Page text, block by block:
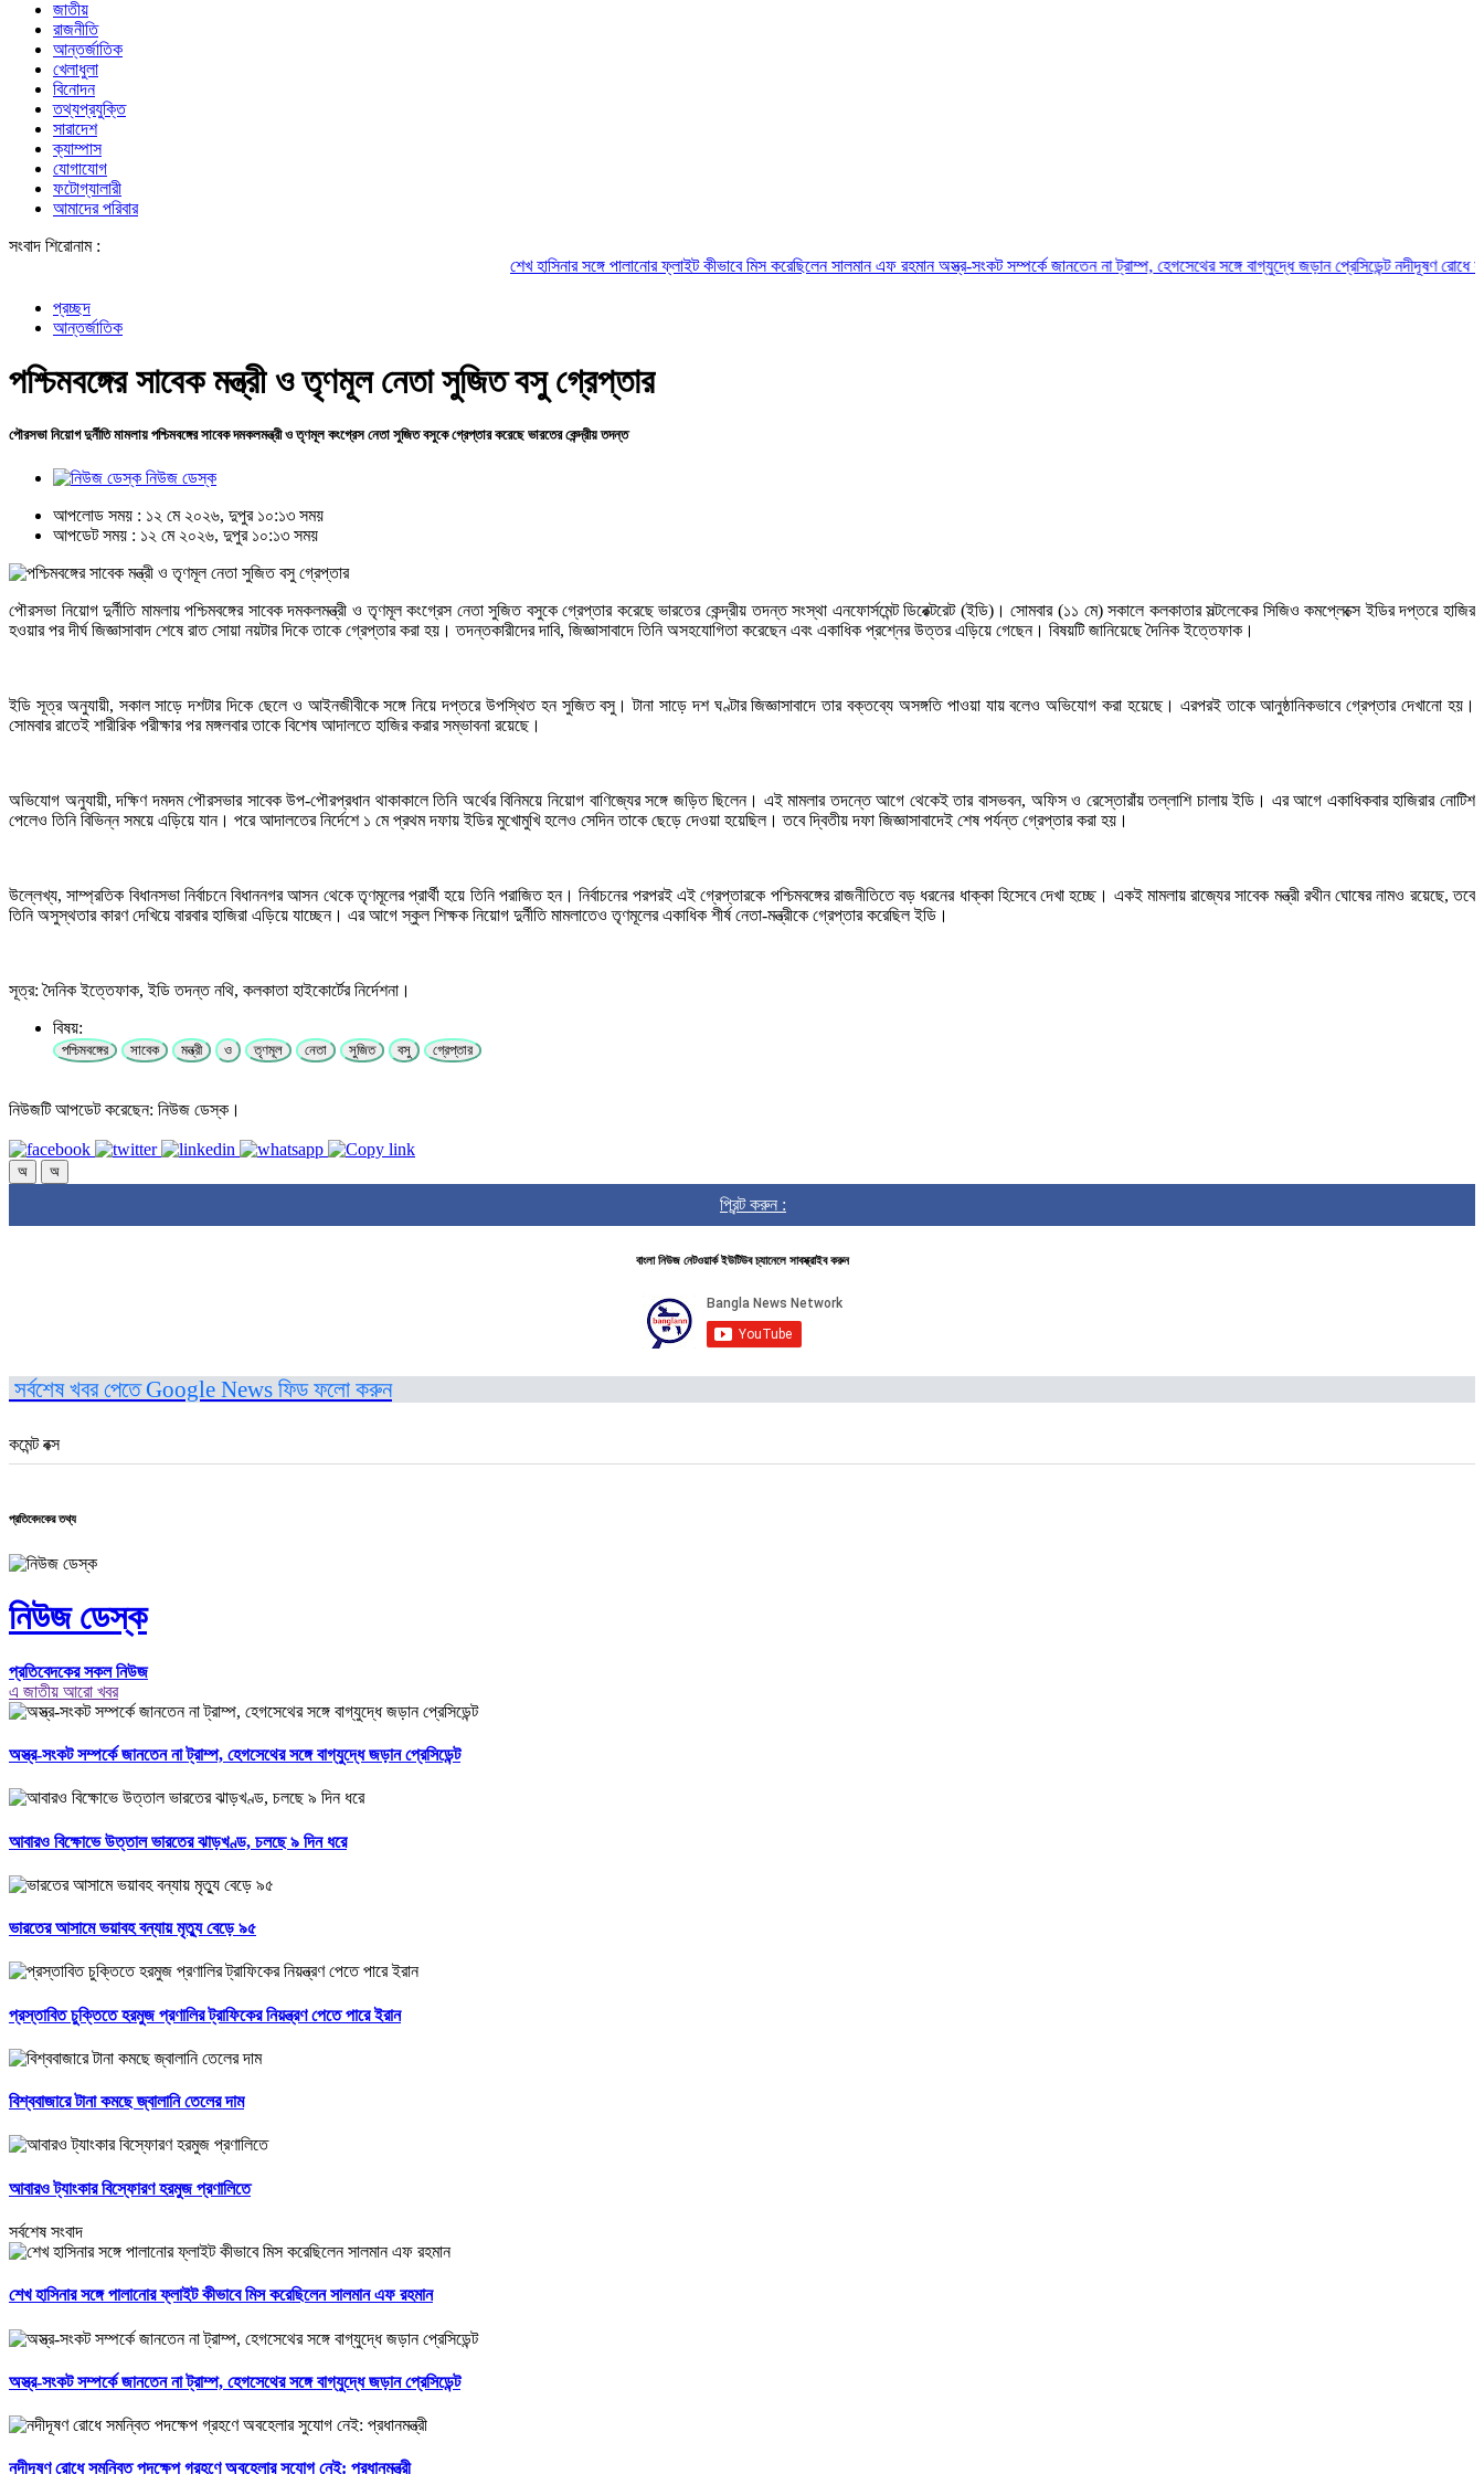
জাতীয়
রাজনীতি
আন্তর্জাতিক
খেলাধুলা
বিনোদন
তথ্যপ্রযুক্তি
সারাদেশ
ক্যাম্পাস
যোগাযোগ
ফটোগ্যালারী
আমাদের পরিবার
সংবাদ শিরোনাম :
শেখ হাসিনার সঙ্গে পালানোর ফ্লাইট কীভাবে মিস করেছিলেন সালমান এফ রহমানঅস্ত্র-সংকট সম্পর্কে জানতেন না ট্রাম্প, হেগসেথের সঙ্গে বাগ্‌যুদ্ধে জড়ান প্রেসিডেন্টনদীদূষণ রোধে সমন্বিত
প্রচ্ছদ
আন্তর্জাতিক
পশ্চিমবঙ্গের সাবেক মন্ত্রী ও তৃণমূল নেতা সুজিত বসু গ্রেপ্তার
পৌরসভা নিয়োগ দুর্নীতি মামলায় পশ্চিমবঙ্গের সাবেক দমকলমন্ত্রী ও তৃণমূল কংগ্রেস নেতা সুজিত বসুকে গ্রেপ্তার করেছে ভারতের কেন্দ্রীয় তদন্ত
নিউজ ডেস্ক
আপলোড সময় : ১২ মে ২০২৬, দুপুর ১০:১৩ সময়
আপডেট সময় : ১২ মে ২০২৬, দুপুর ১০:১৩ সময়
পৌরসভা নিয়োগ দুর্নীতি মামলায় পশ্চিমবঙ্গের সাবেক দমকলমন্ত্রী ও তৃণমূল কংগ্রেস নেতা সুজিত বসুকে গ্রেপ্তার করেছে ভারতের কেন্দ্রীয় তদন্ত সংস্থা এনফোর্সমেন্ট ডিরেক্টরেট (ইডি)। সোমবার (১১ মে) সকালে কলকাতার সল্টলেকের সিজিও কমপ্লেক্সে ইডির দপ্তরে হাজির
হওয়ার পর দীর্ঘ জিজ্ঞাসাবাদ শেষে রাত সোয়া নয়টার দিকে তাকে গ্রেপ্তার করা হয়। তদন্তকারীদের দাবি, জিজ্ঞাসাবাদে তিনি অসহযোগিতা করেছেন এবং একাধিক প্রশ্নের উত্তর এড়িয়ে গেছেন। বিষয়টি জানিয়েছে দৈনিক ইত্তেফাক।
ইডি সূত্র অনুযায়ী, সকাল সাড়ে দশটার দিকে ছেলে ও আইনজীবীকে সঙ্গে নিয়ে দপ্তরে উপস্থিত হন সুজিত বসু। টানা সাড়ে দশ ঘণ্টার জিজ্ঞাসাবাদে তার বক্তব্যে অসঙ্গতি পাওয়া যায় বলেও অভিযোগ করা হয়েছে। এরপরই তাকে আনুষ্ঠানিকভাবে গ্রেপ্তার দেখানো হয়।
সোমবার রাতেই শারীরিক পরীক্ষার পর মঙ্গলবার তাকে বিশেষ আদালতে হাজির করার সম্ভাবনা রয়েছে।
অভিযোগ অনুযায়ী, দক্ষিণ দমদম পৌরসভার সাবেক উপ-পৌরপ্রধান থাকাকালে তিনি অর্থের বিনিময়ে নিয়োগ বাণিজ্যের সঙ্গে জড়িত ছিলেন। এই মামলার তদন্তে আগে থেকেই তার বাসভবন, অফিস ও রেস্তোরাঁয় তল্লাশি চালায় ইডি। এর আগে একাধিকবার হাজিরার নোটিশ
পেলেও তিনি বিভিন্ন সময়ে এড়িয়ে যান। পরে আদালতের নির্দেশে ১ মে প্রথম দফায় ইডির মুখোমুখি হলেও সেদিন তাকে ছেড়ে দেওয়া হয়েছিল। তবে দ্বিতীয় দফা জিজ্ঞাসাবাদেই শেষ পর্যন্ত গ্রেপ্তার করা হয়।
উল্লেখ্য, সাম্প্রতিক বিধানসভা নির্বাচনে বিধাননগর আসন থেকে তৃণমূলের প্রার্থী হয়ে তিনি পরাজিত হন। নির্বাচনের পরপরই এই গ্রেপ্তারকে পশ্চিমবঙ্গের রাজনীতিতে বড় ধরনের ধাক্কা হিসেবে দেখা হচ্ছে। একই মামলায় রাজ্যের সাবেক মন্ত্রী রথীন ঘোষের নামও রয়েছে, তবে
তিনি অসুস্থতার কারণ দেখিয়ে বারবার হাজিরা এড়িয়ে যাচ্ছেন। এর আগে স্কুল শিক্ষক নিয়োগ দুর্নীতি মামলাতেও তৃণমূলের একাধিক শীর্ষ নেতা-মন্ত্রীকে গ্রেপ্তার করেছিল ইডি।
সূত্র: দৈনিক ইত্তেফাক, ইডি তদন্ত নথি, কলকাতা হাইকোর্টের নির্দেশনা।
বিষয়:
পশ্চিমবঙ্গের সাবেক মন্ত্রী ও তৃণমূল নেতা সুজিত বসু গ্রেপ্তার
নিউজটি আপডেট করেছেন: নিউজ ডেস্ক।
অ অ
প্রিন্ট করুন :
বাংলা নিউজ নেটওয়ার্ক ইউটিউব চ্যানেলে সাবস্ক্রাইব করুন
সর্বশেষ খবর পেতে Google News ফিড ফলো করুন
কমেন্ট বক্স
প্রতিবেদকের তথ্য
নিউজ ডেস্ক
প্রতিবেদকের সকল নিউজ
এ জাতীয় আরো খবর
অস্ত্র-সংকট সম্পর্কে জানতেন না ট্রাম্প, হেগসেথের সঙ্গে বাগ্‌যুদ্ধে জড়ান প্রেসিডেন্ট
আবারও বিক্ষোভে উত্তাল ভারতের ঝাড়খণ্ড, চলছে ৯ দিন ধরে
ভারতের আসামে ভয়াবহ বন্যায় মৃত্যু বেড়ে ৯৫
প্রস্তাবিত চুক্তিতে হরমুজ প্রণালির ট্রাফিকের নিয়ন্ত্রণ পেতে পারে ইরান
বিশ্ববাজারে টানা কমছে জ্বালানি তেলের দাম
আবারও ট্যাংকার বিস্ফোরণ হরমুজ প্রণালিতে
সর্বশেষ সংবাদ
শেখ হাসিনার সঙ্গে পালানোর ফ্লাইট কীভাবে মিস করেছিলেন সালমান এফ রহমান
অস্ত্র-সংকট সম্পর্কে জানতেন না ট্রাম্প, হেগসেথের সঙ্গে বাগ্‌যুদ্ধে জড়ান প্রেসিডেন্ট
নদীদূষণ রোধে সমন্বিত পদক্ষেপ গ্রহণে অবহেলার সুযোগ নেই: প্রধানমন্ত্রী